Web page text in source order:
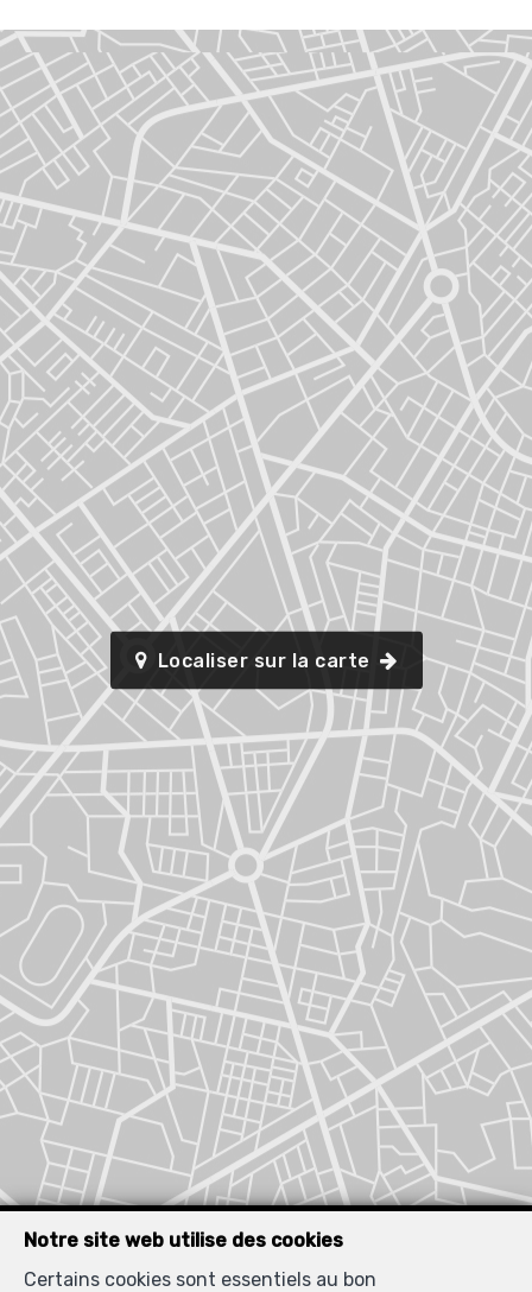
Localiser sur la carte
Notre site web utilise des cookies
Certains cookies sont essentiels au bon